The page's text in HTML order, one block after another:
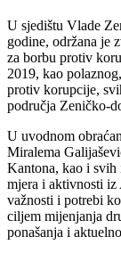
U sjedištu Vlade
godine, održana je
za borbu protiv
2019, kao
protiv korupcije,
područja Zeničko-
U uvodnom
Miralema
Kantona, kao i svih
mjera i aktivnosti iz
važnosti i potrebi
ciljem mijenjanja
ponašanja i